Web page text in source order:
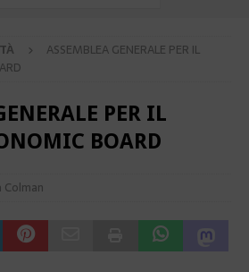
ASSEMBLEA GENERALE PER IL
PER IL
BOARD
Colman